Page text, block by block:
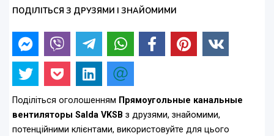
ПОДІЛІТЬСЯ З ДРУЗЯМИ І ЗНАЙОМИМИ
Поділіться оголошенням Прямоугольные канальные
вентиляторы Salda VKSB з друзями, знайомими,
потенційними клієнтами, використовуйте для цього